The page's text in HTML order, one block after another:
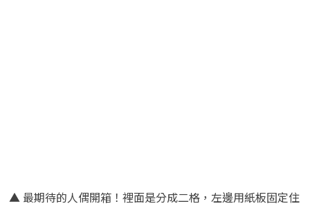
▲ 最期待的人偶開箱！裡面是分成二格，左邊用紙板固定住